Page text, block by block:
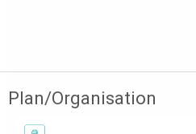
Plan/Organisation